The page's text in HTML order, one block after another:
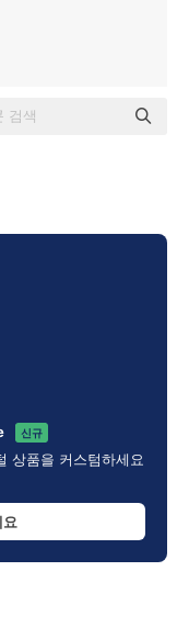
신규
상품을 커스텀하세요